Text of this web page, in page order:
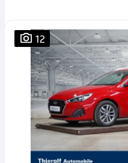
12